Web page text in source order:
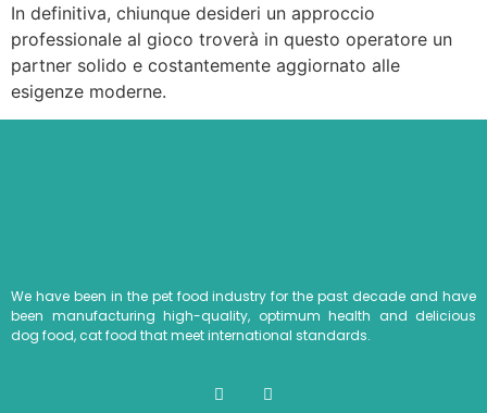
In definitiva, chiunque desideri un approccio
professionale al gioco troverà in questo operatore un
partner solido e costantemente aggiornato alle
esigenze moderne.
We have been in the pet food industry for the past decade and have
been manufacturing high-quality, optimum health and delicious
dog food, cat food that meet international standards.